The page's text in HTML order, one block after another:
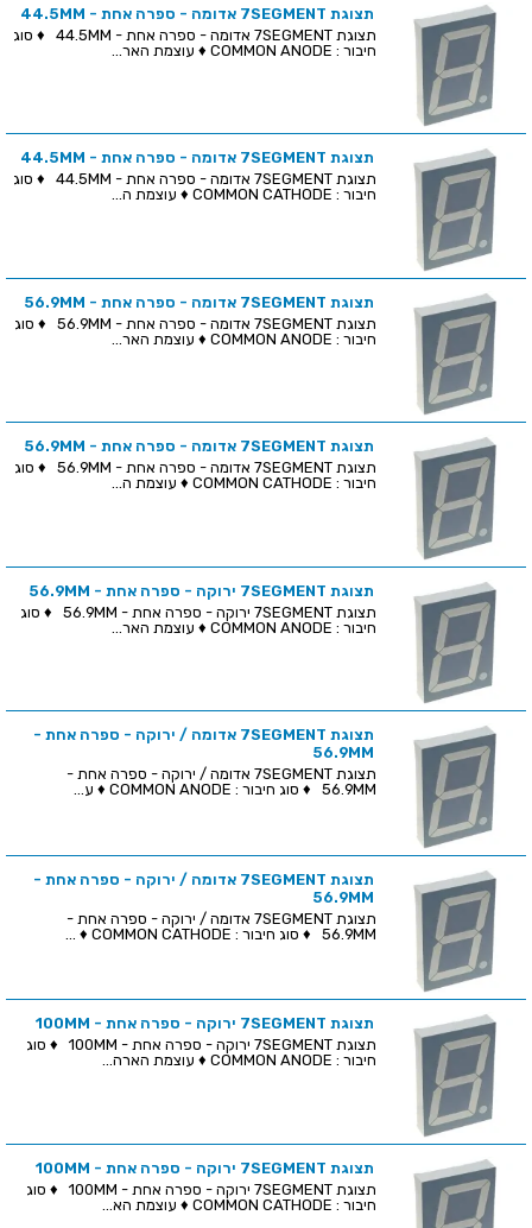
תצוגת 7SEGMENT אדומה - ספרה אחת - 44.5MM
תצוגת 7SEGMENT אדומה - ספרה אחת - 44.5MM ♦ סוג
חיבור : COMMON ANODE ♦ עוצמת האר...
תצוגת 7SEGMENT אדומה - ספרה אחת - 44.5MM
תצוגת 7SEGMENT אדומה - ספרה אחת - 44.5MM ♦ סוג
חיבור : COMMON CATHODE ♦ עוצמת ה...
תצוגת 7SEGMENT אדומה - ספרה אחת - 56.9MM
תצוגת 7SEGMENT אדומה - ספרה אחת - 56.9MM ♦ סוג
חיבור : COMMON ANODE ♦ עוצמת האר...
תצוגת 7SEGMENT אדומה - ספרה אחת - 56.9MM
תצוגת 7SEGMENT אדומה - ספרה אחת - 56.9MM ♦ סוג
חיבור : COMMON CATHODE ♦ עוצמת ה...
תצוגת 7SEGMENT ירוקה - ספרה אחת - 56.9MM
תצוגת 7SEGMENT ירוקה - ספרה אחת - 56.9MM ♦ סוג
חיבור : COMMON ANODE ♦ עוצמת האר...
תצוגת 7SEGMENT אדומה / ירוקה - ספרה אחת -
56.9MM
תצוגת 7SEGMENT אדומה / ירוקה - ספרה אחת -
56.9MM ♦ סוג חיבור : COMMON ANODE ♦ ע...
תצוגת 7SEGMENT אדומה / ירוקה - ספרה אחת -
56.9MM
תצוגת 7SEGMENT אדומה / ירוקה - ספרה אחת -
56.9MM ♦ סוג חיבור : COMMON CATHODE ♦ ...
תצוגת 7SEGMENT ירוקה - ספרה אחת - 100MM
תצוגת 7SEGMENT ירוקה - ספרה אחת - 100MM ♦ סוג
חיבור : COMMON ANODE ♦ עוצמת הארה...
תצוגת 7SEGMENT ירוקה - ספרה אחת - 100MM
תצוגת 7SEGMENT ירוקה - ספרה אחת - 100MM ♦ סוג
חיבור : COMMON CATHODE ♦ עוצמת הא...